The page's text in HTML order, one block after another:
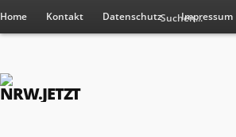
Home Kontakt Datenschutz Impressum